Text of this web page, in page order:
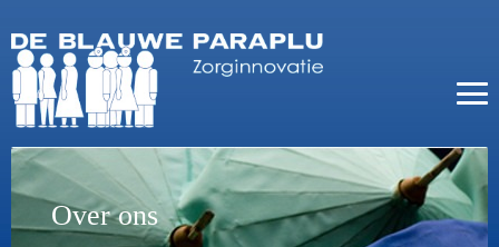
Over ons